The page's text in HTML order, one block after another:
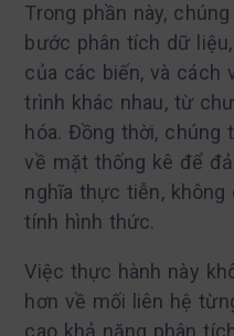
Trong phần này,
bước phân tích dữ
của các biến, và cách
trình khác nhau, từ
hóa. Đồng thời, chúng
về mặt thống kê để
nghĩa thực tiễn,
tính hình thức.
Việc thực hành này
hơn về mối liên hệ